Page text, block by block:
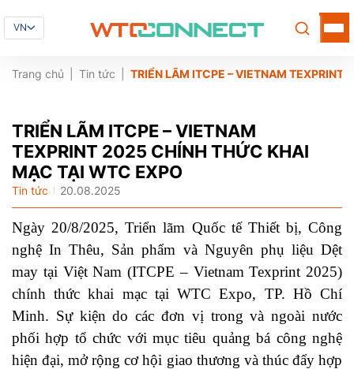
VN
Trang chủ Tin tức TRIỂN LÃM ITCPE – VIETNAM
TRIỂN LÃM ITCPE – VIETNAM
TEXPRINT 2025 CHÍNH THỨC KHAI
MẠC TẠI WTC EXPO
Tin tức 20.08.2025
Ngày 20/8/2025, Triển lãm Quốc tế Thiết bị, Công
nghệ In Thêu, Sản phẩm và Nguyên phụ liệu Dệt
may tại Việt Nam (ITCPE – Vietnam Texprint 2025)
chính thức khai mạc tại WTC Expo, TP. Hồ Chí
Minh. Sự kiện do các đơn vị trong và ngoài nước
phối hợp tổ chức với mục tiêu quảng bá công nghệ
hiện đại, mở rộng cơ hội giao thương và thúc đẩy hợp